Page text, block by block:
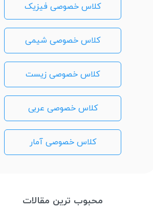
کلاس خصوصی فیزیک
کلاس خصوصی شیمی
کلاس خصوصی زیست
کلاس خصوصی عربی
کلاس خصوصی آمار
محبوب ترین مقالات